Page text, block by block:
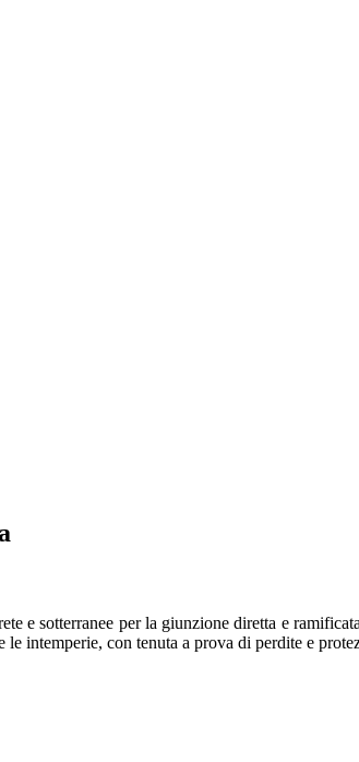
e sotterranee per la giunzione diretta e
intemperie, con tenuta a prova di perdite e